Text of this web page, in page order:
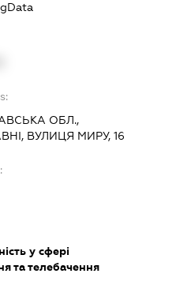
ОБЛ.,
ВУЛИЦЯ МИРУ, 16
у сфері
та телебачення